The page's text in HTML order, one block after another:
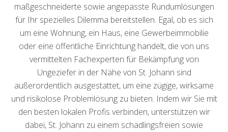
maßgeschneiderte sowie angepasste Rundumlösungen
für Ihr spezielles Dilemma bereitstellen. Egal, ob es sich
um eine Wohnung, ein Haus, eine Gewerbeimmobilie
oder eine öffentliche Einrichtung handelt, die von uns
vermittelten Fachexperten für Bekämpfung von
Ungeziefer in der Nähe von St. Johann sind
außerordentlich ausgestattet, um eine zügige, wirksame
und risikolose Problemlösung zu bieten. Indem wir Sie mit
den besten lokalen Profis verbinden, unterstützen wir
dabei, St. Johann zu einem schädlingsfreien sowie